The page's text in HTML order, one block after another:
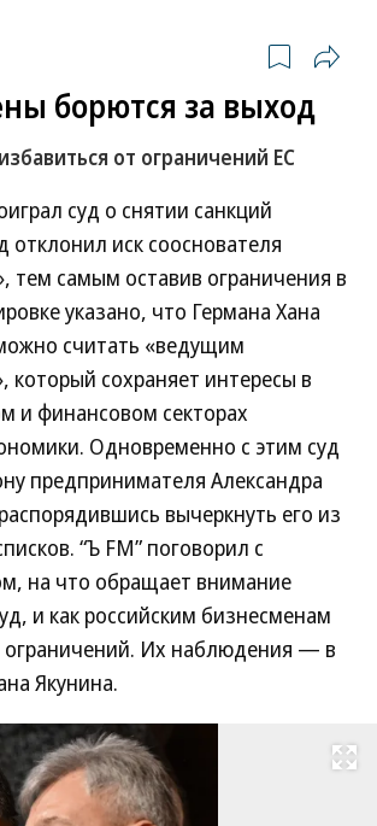
борются за выход
от ограничений ЕС
суд о снятии санкций
отклонил иск сооснователя
тем самым оставив ограничения в
указано, что Германа Хана
считать «ведущим
который сохраняет интересы в
и финансовом секторах
Одновременно с этим суд
предпринимателя Александра
вычеркнуть его из
“Ъ FM” поговорил с
на что обращает внимание
и как российским бизнесменам
ограничений. Их наблюдения — в
Якунина.
Развернуть